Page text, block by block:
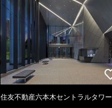
住友不動産六本木セントラルタワー